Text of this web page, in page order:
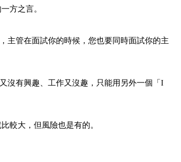
方之言。
主管在面試你的時候，您也要同時面試你的主
沒有興趣、工作又沒趣，只能用另外一個「I
較大，但風險也是有的。